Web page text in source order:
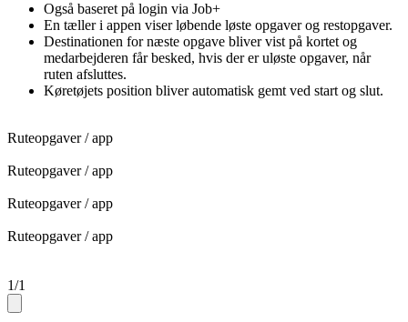
Også baseret på login via Job+
En tæller i appen viser løbende løste opgaver og restopgaver.
Destinationen for næste opgave bliver vist på kortet og
medarbejderen får besked, hvis der er uløste opgaver, når
ruten afsluttes.
Køretøjets position bliver automatisk gemt ved start og slut.
Ruteopgaver / app
Ruteopgaver / app
Ruteopgaver / app
Ruteopgaver / app
1/1